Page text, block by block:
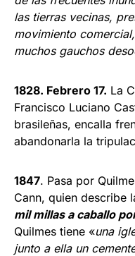
las tierras vecinas,
movimiento
muchos gauchos
1828. Febrero 17. La
Francisco Luciano
brasileñas, enca­lla
abando­narla la
1847. Pasa por
Cann, quien describe
mil millas a caballo
Quilmes tiene «una
junto a ella un